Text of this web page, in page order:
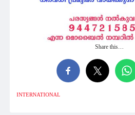
Share this…
INTERNATIONAL